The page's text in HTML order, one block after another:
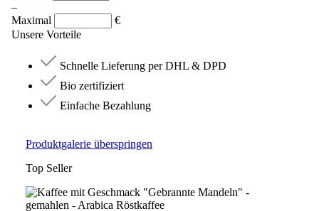
–
Maximal
€
Unsere Vorteile
Schnelle Lieferung per DHL & DPD
Bio zertifiziert
Einfache Bezahlung
Produktgalerie überspringen
Top Seller